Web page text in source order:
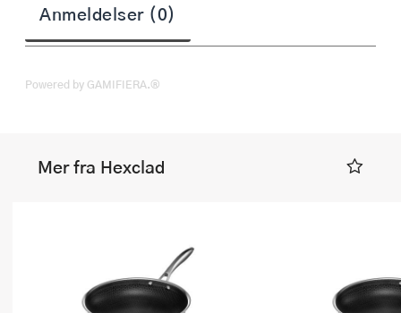
Anmeldelser (0)
Powered by GAMIFIERA.®
Mer fra Hexclad